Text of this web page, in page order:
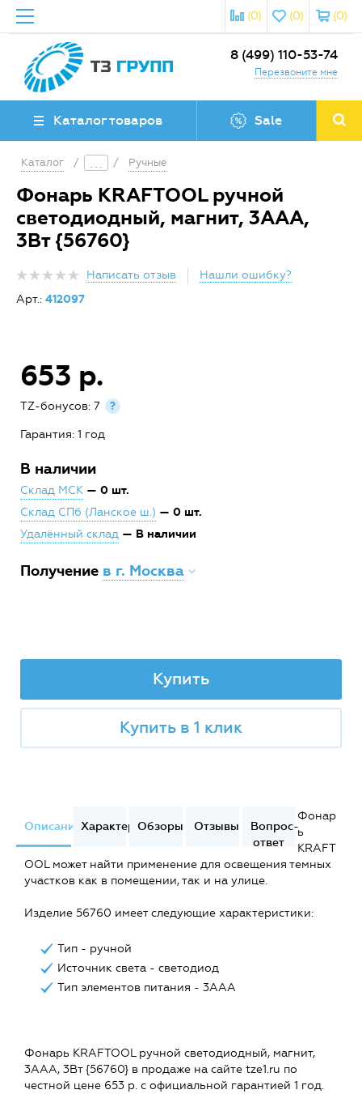
(0)
(0)
(0)
8 (499) 110-53-74
Перезвоните мне
Каталог товаров Sale
Каталог / / Ручные
Фонарь KRAFTOOL ручной
светодиодный, магнит, 3AAA,
3Вт {56760}
Написать отзыв
Нашли ошибку?
Арт.: 412097
653 р.
TZ-бонусов: 7 ?
Гарантия: 1 год
В наличии
Склад МСК — 0 шт.
Склад СПб (Ланское ш.) — 0 шт.
Удалённый склад — В наличии
Получение в г. Москва
Купить
Купить в 1 клик
ОписаниеХарактеристики
Обзоры Отзывы
Вопрос-
ответ
Фонар
ь
KRAFT
OOL может найти применение для освещения темных
участков как в помещении, так и на улице.
Изделие 56760 имеет следующие характеристики:
Тип - ручной
Источник света - светодиод
Тип элементов питания - 3ААА
Фонарь KRAFTOOL ручной светодиодный, магнит,
3AAA, 3Вт {56760} в продаже на сайте tze1.ru по
честной цене 653 р. с официальной гарантией 1 год.